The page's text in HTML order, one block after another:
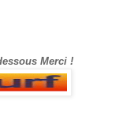
Merci !